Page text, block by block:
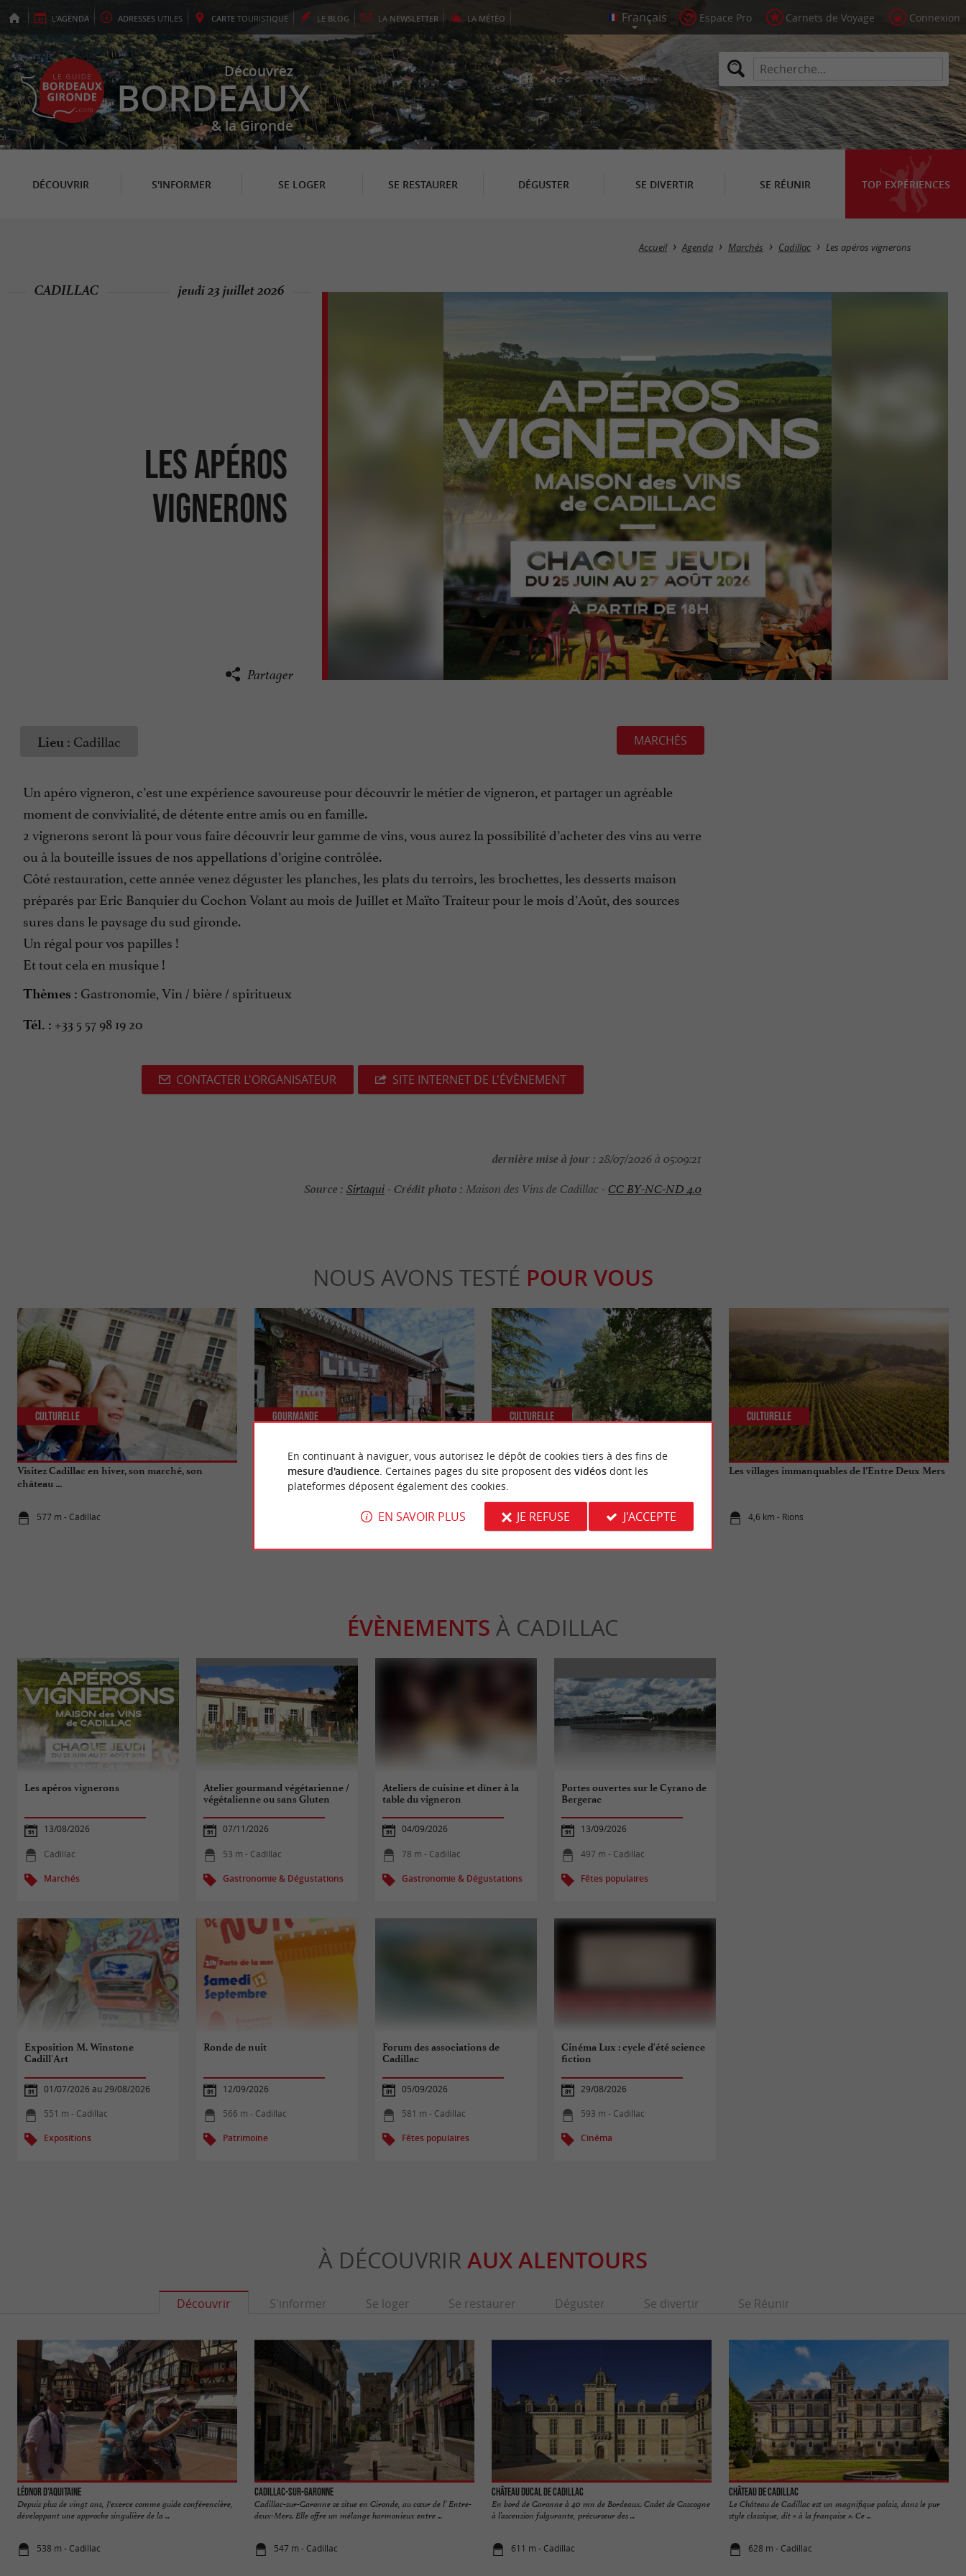
L'AGENDA ADRESSES UTILES CARTE TOURISTIQUE LE BLOG LA NEWSLETTER LA MÉTÉO Espace Pro Carnets de Voyage Connexion
Découvrez
BORDEAUX
& la Gironde
DÉCOUVRIR S'INFORMER SE LOGER SE RESTAURER DÉGUSTER SE DIVERTIR SE RÉUNIR TOP EXPÉRIENCES
Accueil Agenda Marchés Cadillac Les apéros vignerons
Les apéros
vignerons
CADILLAC jeudi 23 juillet 2026
Partager
Lieu : Cadillac MARCHÉS
Un apéro vigneron, c’est une expérience savoureuse pour découvrir le métier de vigneron, et partager un agréable
moment de convivialité, de détente entre amis ou en famille.
2 vignerons seront là pour vous faire découvrir leur gamme de vins, vous aurez la possibilité d’acheter des vins au verre
ou à la bouteille issues de nos appellations d’origine contrôlée.
Côté restauration, cette année venez déguster les planches, les plats du terroirs, les brochettes, les desserts maison
préparés par Eric Banquier du Cochon Volant au mois de Juillet et Maïto Traiteur pour le mois d’Août, des sources
sures dans le paysage du sud gironde.
Un régal pour vos papilles !
Et tout cela en musique !
Thèmes : Gastronomie, Vin / bière / spiritueux
Tél. : +33 5 57 98 19 20
CONTACTER L'ORGANISATEUR SITE INTERNET DE L'ÉVÈNEMENT
dernière mise à jour : 28/07/2026 à 05:09:21
Source : Sirtaqui-Crédit photo : Maison des Vins de Cadillac -CC BY-NC-ND 4.0
NOUS AVONS TESTÉ POUR VOUS
Visitez Cadillac en hiver, son marché, son
château ...
577 m - Cadillac
Culturelle
Musée et boutique : visitez la Maison Lillet,
l’apéritif de Bordeaux par excellence
Gourmande
Podensac : la ville aux 3 châteaux !
3,6 km - Podensac
Culturelle
Les villages immanquables de l’Entre Deux Mers
4,6 km - Rions
Culturelle
ÉVÈNEMENTS À CADILLAC
Les apéros vignerons
13/08/2026
Cadillac
Marchés
Atelier gourmand végétarienne /
végétalienne ou sans Gluten
07/11/2026
53 m - Cadillac
Gastronomie & Dégustations
Ateliers de cuisine et dîner à la
table du vigneron
04/09/2026
78 m - Cadillac
Gastronomie & Dégustations
Portes ouvertes sur le Cyrano de
Bergerac
13/09/2026
497 m - Cadillac
Fêtes populaires
Exposition M. Winstone
Cadill'Art
01/07/2026 au 29/08/2026
551 m - Cadillac
Expositions
Ronde de nuit
12/09/2026
566 m - Cadillac
Patrimoine
Forum des associations de
Cadillac
05/09/2026
581 m - Cadillac
Fêtes populaires
Cinéma Lux : cycle d'été science
fiction
29/08/2026
593 m - Cadillac
Cinéma
À DÉCOUVRIR AUX ALENTOURS
Découvrir S'informer Se loger Se restaurer Déguster Se divertir Se Réunir
Léonor d'Aquitaine
Depuis plus de vingt ans, J'exerce comme guide conférencière,
développant une approche singulière de la ...
538 m - Cadillac
Cadillac-sur-Garonne
Cadillac-sur-Garonne se situe en Gironde, au cœur de l’ Entre-
deux-Mers. Elle offre un mélange harmonieux entre ...
547 m - Cadillac
Château Ducal de Cadillac
En bord de Garonne à 40 mn de Bordeaux. Cadet de Gascogne
à l’ascension fulgurante, précurseur des ...
611 m - Cadillac
Château de Cadillac
Le Château de Cadillac est un magnifique palais, dans le pur
style classique, dit « à la française ». Ce ...
628 m - Cadillac
En continuant à naviguer, vous autorisez le dépôt de cookies tiers à des fins de
mesure d'audience. Certaines pages du site proposent des vidéosdont les
plateformes déposent également des cookies.
EN SAVOIR PLUS JE REFUSE J'ACCEPTE